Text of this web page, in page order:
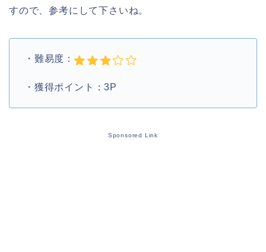
すので、参考にして下さいね。
・難易度：
・獲得ポイント：3P
Sponsored Link